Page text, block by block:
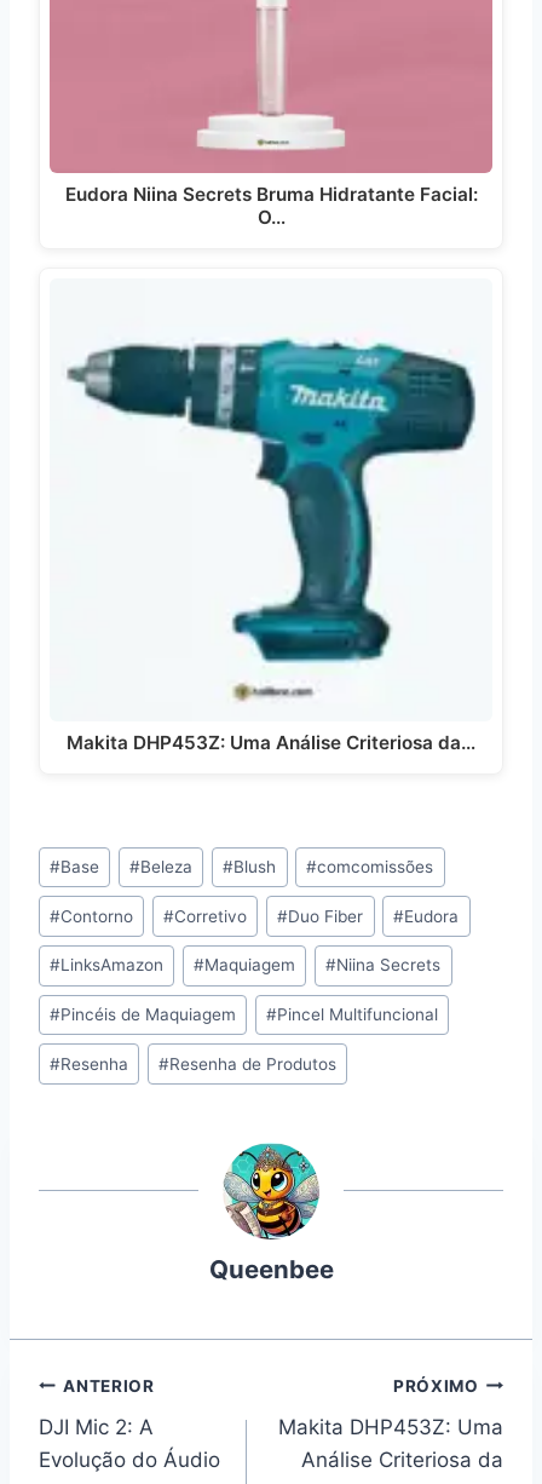
Eudora Niina Secrets Bruma Hidratante Facial:
O…
Makita DHP453Z: Uma Análise Criteriosa da…
Tags
do
Post:
#Base #Beleza #Blush #comcomissões
#Contorno #Corretivo #Duo Fiber #Eudora
#LinksAmazon #Maquiagem #Niina Secrets
#Pincéis de Maquiagem #Pincel Multifuncional
#Resenha #Resenha de Produtos
Queenbee
Navegação
de
ANTERIOR
DJI Mic 2: A
Evolução do Áudio
PRÓXIMO
Makita DHP453Z: Uma
Análise Criteriosa da